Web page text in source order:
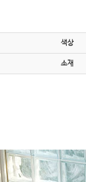
색상
소재